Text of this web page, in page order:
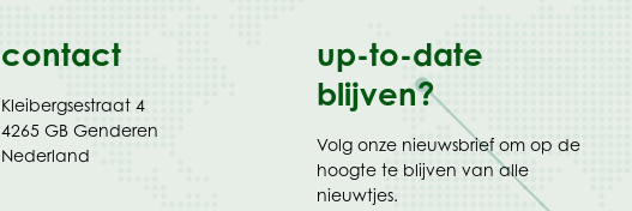
contact
Kleibergsestraat 4
4265 GB Genderen
Nederland
up-to-date
blijven?
Volg onze nieuwsbrief om op de
hoogte te blijven van alle
nieuwtjes.